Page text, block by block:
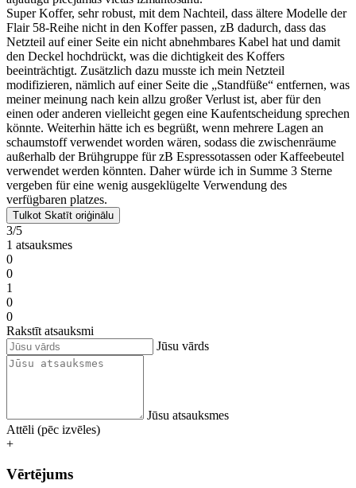
Super Koffer, sehr robust, mit dem Nachteil, dass ältere Modelle der
Flair 58-Reihe nicht in den Koffer passen, zB dadurch, dass das
Netzteil auf einer Seite ein nicht abnehmbares Kabel hat und damit
den Deckel hochdrückt, was die dichtigkeit des Koffers
beeinträchtigt. Zusätzlich dazu musste ich mein Netzteil
modifizieren, nämlich auf einer Seite die „Standfüße“ entfernen, was
meiner meinung nach kein allzu großer Verlust ist, aber für den
einen oder anderen vielleicht gegen eine Kaufentscheidung sprechen
könnte. Weiterhin hätte ich es begrüßt, wenn mehrere Lagen an
schaumstoff verwendet worden wären, sodass die zwischenräume
außerhalb der Brühgruppe für zB Espressotassen oder Kaffeebeutel
verwendet werden könnten. Daher würde ich in Summe 3 Sterne
vergeben für eine wenig ausgeklügelte Verwendung des
verfügbaren platzes.
Tulkot Skatīt oriģinālu
3/5
1 atsauksmes
0
0
1
0
0
Rakstīt atsauksmi
Jūsu vārds
Jūsu atsauksmes
Attēli (pēc izvēles)
+
Vērtējums